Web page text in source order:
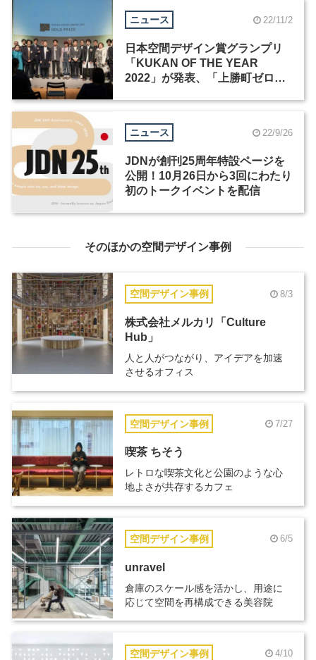
ニュース 22/11/2
日本空間デザイン賞グランプリ
「KUKAN OF THE YEAR
2022」が発表、「上勝町ゼロ・
ニュース 22/9/26
JDNが創刊25周年特設ページを
公開！10月26日から3回にわたり
初のトークイベントを配信
そのほかの空間デザイン事例
空間デザイン事例 8/3
株式会社メルカリ「Culture
Hub」
人と人がつながり、アイデアを加速
させるオフィス
空間デザイン事例 7/27
喫茶 ちそう
レトロな喫茶文化と公園のような心
地よさが共存するカフェ
空間デザイン事例 6/5
unravel
倉庫のスケール感を活かし、用途に
応じて空間を再構成できる美容院
空間デザイン事例 4/10